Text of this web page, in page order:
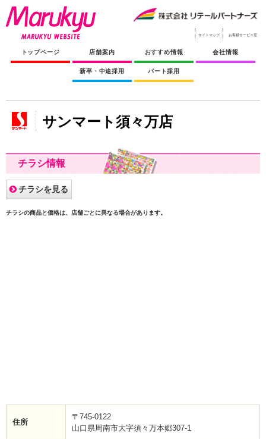
サイトマップ お客様サービス室
トップページ 店舗案内 おすすめ情報 会社情報
新卒・中途採用 パート採用
サンマート須々万店
チラシ情報
チラシを見る
チラシの商品と価格は、店舗ごとに異なる場合があります。
住所
〒745-0122
山口県周南市大字須々万本郷307-1